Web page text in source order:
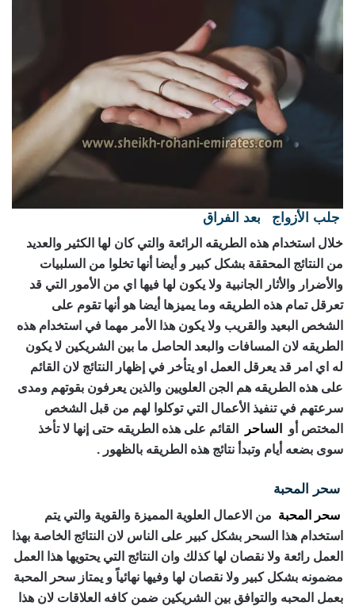
جلب الأزواج بعد الفراق
خلال استخدام هذه الطريقه الرائعة والتي كان لها الكثير والعديد
من النتائج المحققة بشكل كبير و أيضا أنها تخلوا من السلبيات
والأضرار والأثار الجانبية ولا يكون لها فيها اي من الأمور التي قد
تعرقل تمام هذه الطريقه وما يميزها أيضا هو أنها تقوم على
الشخص البعيد والقريب ولا يكون هذا الأمر مهما في استخدام هذه
الطريقه لان المسافات والبعد الحاصل ما بين الشريكين لا يكون
له اي امر قد يعرقل العمل او يتأخر في إظهار النتائج لان القائم
على هذه الطريقه هم الجن العلويين والذين يعرفون بقوتهم ومدى
سرعتهم في تنفيذ الأعمال التي توكلوا لهم من قبل الشخص
المختص أو
الساحر
القائم على هذه الطريقه حتى إنها لا تأخذ
سوى بضعه أيام وتبدأ نتائج هذه الطريقه بالظهور .
سحر المحبة
سحر المحبة من الاعمال العلوية المميزة والقوية والتي يتم
استخدام هذا السحر بشكل كبير على الناس لان النتائج الخاصة بهذا
العمل رائعة ولا نقصان لها كذلك وان النتائج التي يحتويها هذا العمل
مضمونه بشكل كبير ولا نقصان لها وفيها نهائياً و يمتاز سحر المحبة
بعمل المحبه والتوافق بين الشريكين ضمن كافه العلاقات لان هذا